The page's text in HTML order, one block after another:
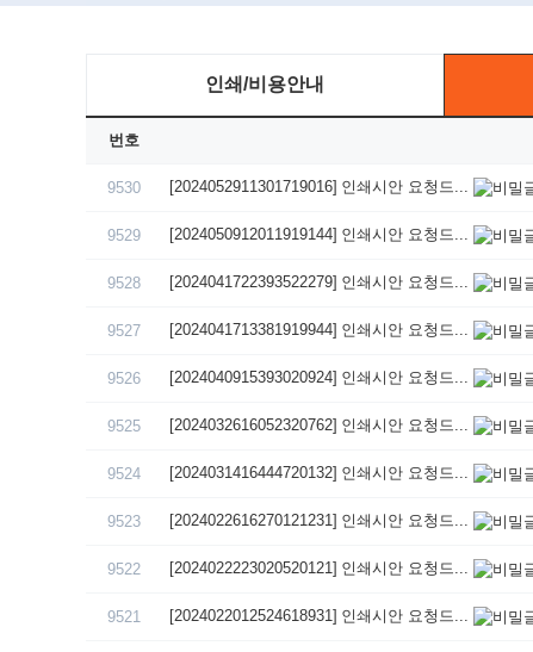
인쇄/비용안내
번호
9530 [2024052911301719016] 인쇄시안 요청드...
9529 [2024050912011919144] 인쇄시안 요청드...
9528 [2024041722393522279] 인쇄시안 요청드...
9527 [2024041713381919944] 인쇄시안 요청드...
9526 [2024040915393020924] 인쇄시안 요청드...
9525 [2024032616052320762] 인쇄시안 요청드...
9524 [2024031416444720132] 인쇄시안 요청드...
9523 [2024022616270121231] 인쇄시안 요청드...
9522 [2024022223020520121] 인쇄시안 요청드...
9521 [2024022012524618931] 인쇄시안 요청드...